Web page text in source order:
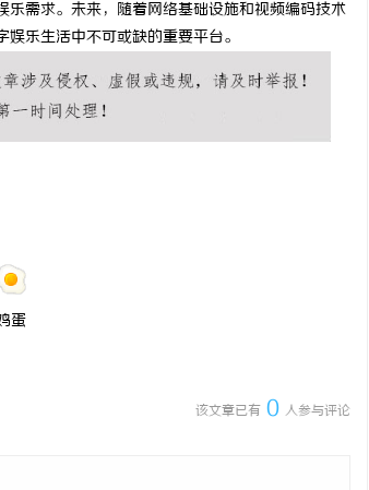
需求。未来，随着网络基础设施和视频编码技术
乐生活中不可或缺的重要平台。
蛋
该文章已有 0 人参与评论
精准监控无死角，紧凑型本安球机赋能安全管